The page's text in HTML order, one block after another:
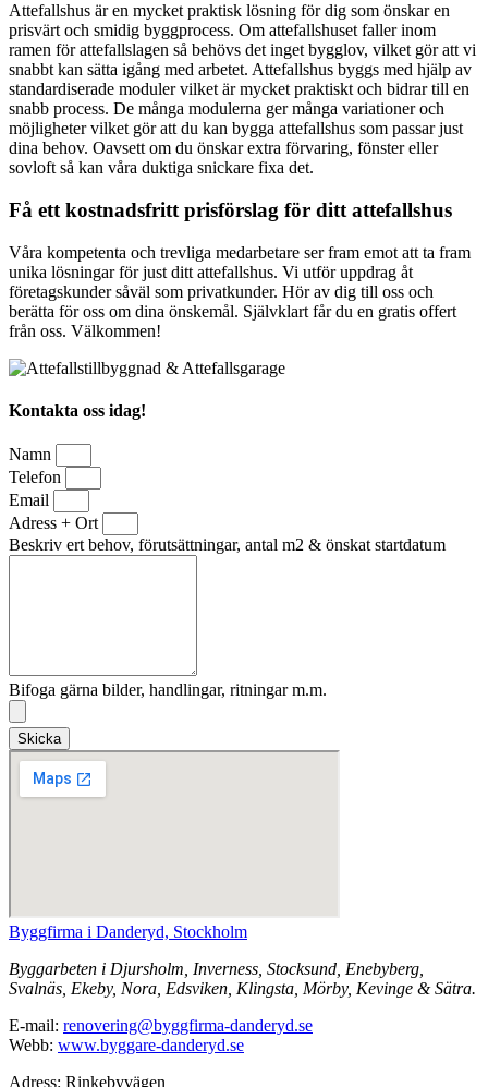
Attefallshus är en mycket praktisk lösning för dig som önskar en
prisvärt och smidig byggprocess. Om attefallshuset faller inom
ramen för attefallslagen så behövs det inget bygglov, vilket gör att vi
snabbt kan sätta igång med arbetet. Attefallshus byggs med hjälp av
standardiserade moduler vilket är mycket praktiskt och bidrar till en
snabb process. De många modulerna ger många variationer och
möjligheter vilket gör att du kan bygga attefallshus som passar just
dina behov. Oavsett om du önskar extra förvaring, fönster eller
sovloft så kan våra duktiga snickare fixa det.
Få ett kostnadsfritt prisförslag för ditt attefallshus
Våra kompetenta och trevliga medarbetare ser fram emot att ta fram
unika lösningar för just ditt attefallshus. Vi utför uppdrag åt
företagskunder såväl som privatkunder. Hör av dig till oss och
berätta för oss om dina önskemål. Självklart får du en gratis offert
från oss. Välkommen!
Kontakta oss idag!
Namn
Telefon
Email
Adress + Ort
Beskriv ert behov, förutsättningar, antal m2 & önskat startdatum
Bifoga gärna bilder, handlingar, ritningar m.m.
Skicka
Byggfirma i Danderyd, Stockholm
Byggarbeten i Djursholm, Inverness, Stocksund, Enebyberg,
Svalnäs, Ekeby, Nora, Edsviken, Klingsta, Mörby, Kevinge & Sätra.
E-mail: renovering@byggfirma-danderyd.se
Webb: www.byggare-danderyd.se
Adress: Rinkebyvägen